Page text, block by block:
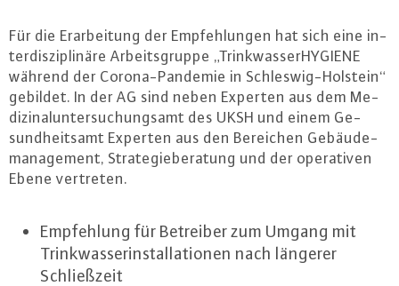
Für die Er­ar­bei­tung der Emp­feh­lun­gen hat sich eine in­
ter­dis­zi­pli­nä­re Ar­beits­grup­pe „Trink­was­ser­HY­GIE­NE
während der Co­ro­na-Pan­de­mie in Schles­wig-Hol­stein“
gebildet. In der AG sind neben Experten aus dem Me­
di­zi­nal­un­ter­su­chungs­amt des UKSH und einem Ge­
sund­heits­amt Experten aus den Bereichen Ge­bäu­de­
ma­nage­ment, Stra­te­gie­be­ra­tung und der ope­ra­ti­ven
Ebene vertreten.
Emp­feh­lung für Betreiber zum Umgang mit
Trink­was­ser­in­stal­la­tio­nen nach längerer
Schließ­zeit